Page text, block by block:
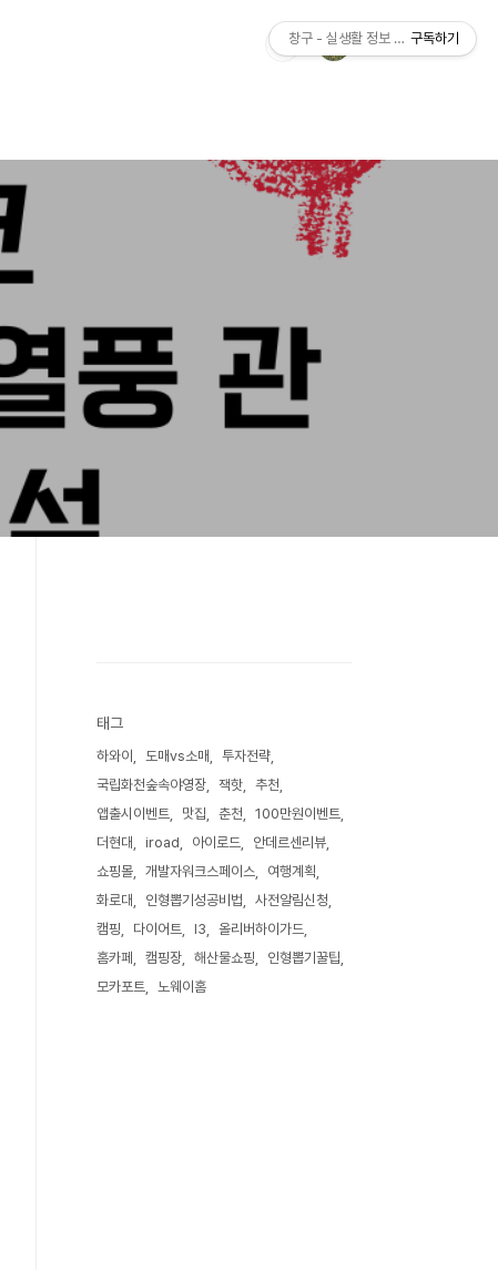
태그
하와이 도매vs소매
투자전략
국립화천숲속야영장
잭핫
추천
앱출시이벤트
맛집 춘천
100만원이벤트
더현대
iroad 아이로드
안데르센리뷰
쇼핑몰
개발자워크스페이스
여행계획
화로대
인형뽑기성공비법
사전알림신청
캠핑
다이어트 I3
올리버하이가드
홈카페
캠핑장 해산물쇼핑
인형뽑기꿀팁
모카포트
노웨이홈
창구 - 실생활 정보 가이드구독하기